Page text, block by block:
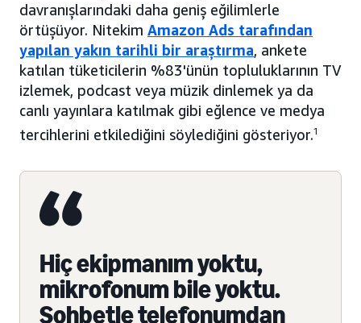
davranışlarındaki daha geniş eğilimlerle
örtüşüyor. Nitekim Amazon Ads tarafından
yapılan yakın tarihli bir araştırma, ankete
katılan tüketicilerin %83'ünün topluluklarının TV
izlemek, podcast veya müzik dinlemek ya da
canlı yayınlara katılmak gibi eğlence ve medya
tercihlerini etkilediğini söylediğini gösteriyor.1
Hiç ekipmanım yoktu,
mikrofonum bile yoktu.
Sohbetle telefonumdan